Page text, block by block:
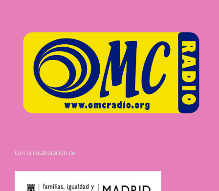
Con la colaboración de